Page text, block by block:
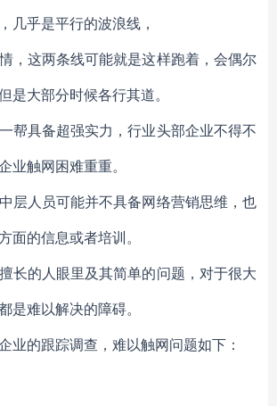
几乎是平行的波浪线，
，这两条线可能就是这样跑着，会偶尔
是大部分时候各行其道。
帮具备超强实力，行业头部企业不得不
业触网困难重重。
层人员可能并不具备网络营销思维，也
面的信息或者培训。
长的人眼里及其简单的问题，对于很大
是难以解决的障碍。
业的跟踪调查，难以触网问题如下：